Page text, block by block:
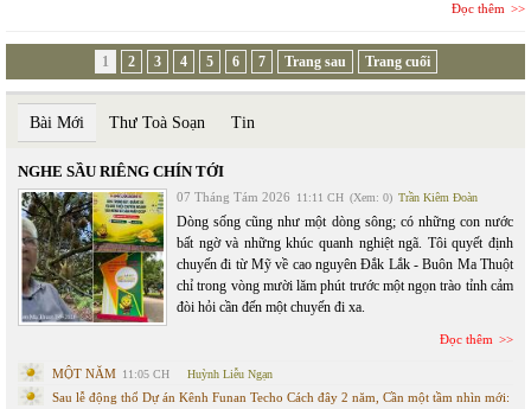
Đọc thêm
1 2 3 4 5 6 7 Trang sau Trang cuối
Bài Mới Thư Toà Soạn Tin
NGHE SẦU RIÊNG CHÍN TỚI
07 Tháng Tám 2026 11:11 CH (Xem: 0) Trần Kiêm Đoàn
Dòng sống cũng như một dòng sông; có những con nước
bất ngờ và những khúc quanh nghiệt ngã. Tôi quyết định
chuyến đi từ Mỹ về cao nguyên Đắk Lắk - Buôn Ma Thuột
chỉ trong vòng mười lăm phút trước một ngọn trào tỉnh cảm
đòi hỏi cần đến một chuyến đi xa.
Đọc thêm
MỘT NĂM 11:05 CH Huỳnh Liễu Ngạn
Sau lễ động thổ Dự án Kênh Funan Techo Cách đây 2 năm, Cần một tầm nhìn mới: